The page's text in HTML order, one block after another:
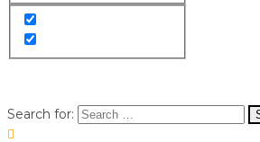
Search for: